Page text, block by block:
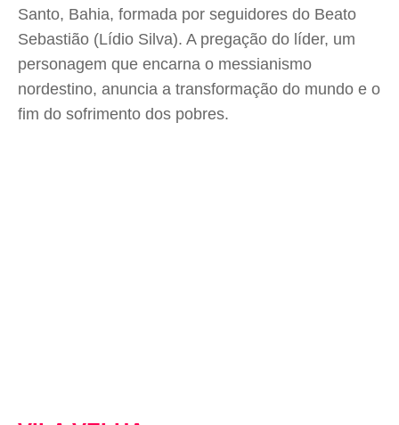
Santo, Bahia, formada por seguidores do Beato
Sebastião (Lídio Silva). A pregação do líder, um
personagem que encarna o messianismo
nordestino, anuncia a transformação do mundo e o
fim do sofrimento dos pobres.